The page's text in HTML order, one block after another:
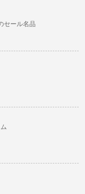
セール名品